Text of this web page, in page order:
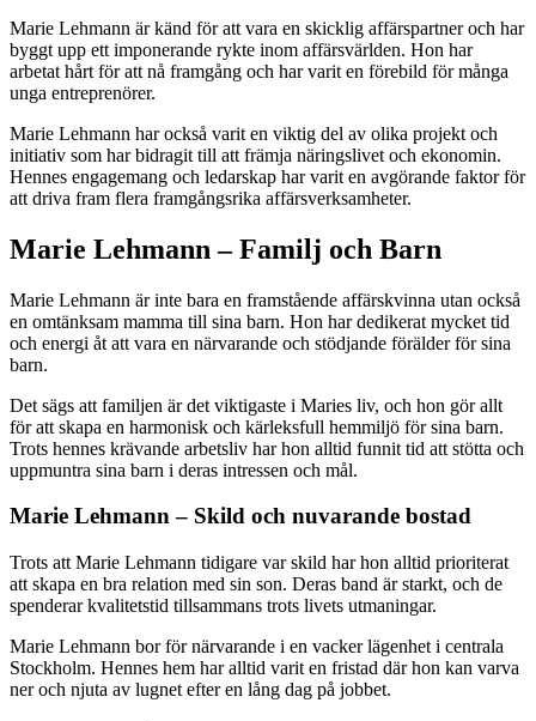
Marie Lehmann är känd för att vara en skicklig affärspartner och har
byggt upp ett imponerande rykte inom affärsvärlden. Hon har
arbetat hårt för att nå framgång och har varit en förebild för många
unga entreprenörer.
Marie Lehmann har också varit en viktig del av olika projekt och
initiativ som har bidragit till att främja näringslivet och ekonomin.
Hennes engagemang och ledarskap har varit en avgörande faktor för
att driva fram flera framgångsrika affärsverksamheter.
Marie Lehmann – Familj och Barn
Marie Lehmann är inte bara en framstående affärskvinna utan också
en omtänksam mamma till sina barn. Hon har dedikerat mycket tid
och energi åt att vara en närvarande och stödjande förälder för sina
barn.
Det sägs att familjen är det viktigaste i Maries liv, och hon gör allt
för att skapa en harmonisk och kärleksfull hemmiljö för sina barn.
Trots hennes krävande arbetsliv har hon alltid funnit tid att stötta och
uppmuntra sina barn i deras intressen och mål.
Marie Lehmann – Skild och nuvarande bostad
Trots att Marie Lehmann tidigare var skild har hon alltid prioriterat
att skapa en bra relation med sin son. Deras band är starkt, och de
spenderar kvalitetstid tillsammans trots livets utmaningar.
Marie Lehmann bor för närvarande i en vacker lägenhet i centrala
Stockholm. Hennes hem har alltid varit en fristad där hon kan varva
ner och njuta av lugnet efter en lång dag på jobbet.